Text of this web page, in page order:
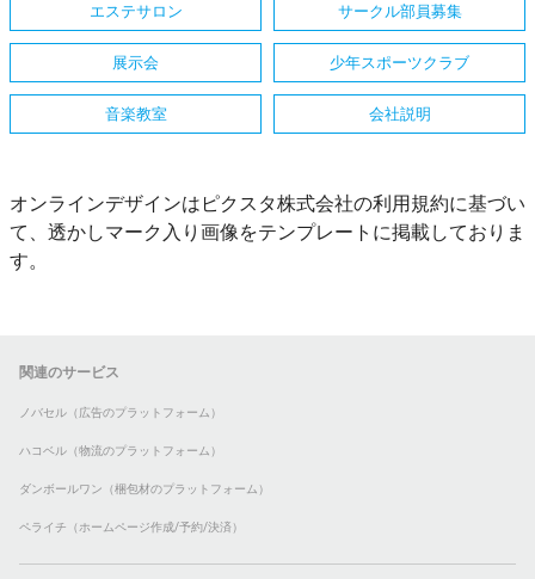
エステサロン サークル部員募集
展示会 少年スポーツクラブ
音楽教室 会社説明
オンラインデザインはピクスタ株式会社の利用規約に基づい
て、透かしマーク入り画像をテンプレートに掲載しておりま
す。
関連のサービス
ノバセル（広告のプラットフォーム）
ハコベル（物流のプラットフォーム）
ダンボールワン（梱包材のプラットフォーム）
ペライチ（ホームページ作成/予約/決済）